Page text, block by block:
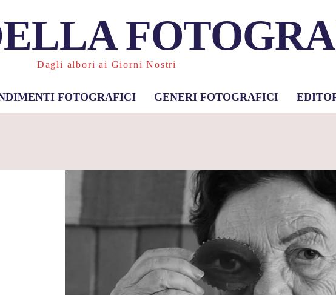
Dagli albori ai Giorni Nostri
FOTOGRAFICI GENERI FOTOGRAFICI